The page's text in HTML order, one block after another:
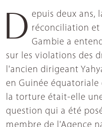
Depuis deux ans, la Commission vérité, réconciliation et
Gambie a
sur les violations des
l'ancien dirigeant
en Guinée équatoriale
la torture était-elle
question qui a été